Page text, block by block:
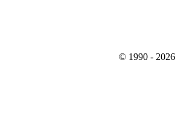
© 1990 - 2026